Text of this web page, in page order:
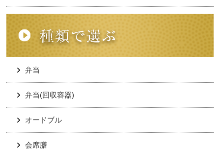
弁当
弁当(回収容器)
オードブル
会席膳